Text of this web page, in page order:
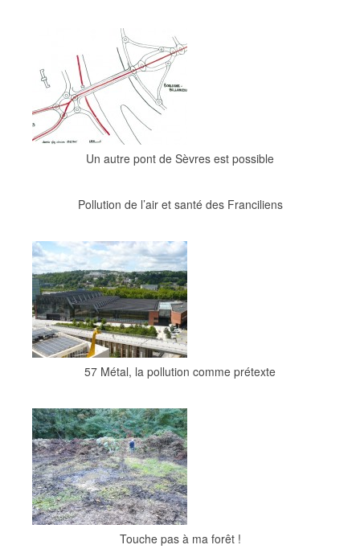
Un autre pont de Sèvres est possible
Pollution de l’air et santé des Franciliens
57 Métal, la pollution comme prétexte
Touche pas à ma forêt !